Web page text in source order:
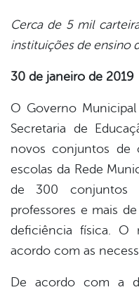
Cerca de 5 mil
instituições de ensino
30 de janeiro de 2019
O Governo
Secretaria de
novos conjuntos de
escolas da Rede
de 300 conjuntos
professores e mais
deficiência física. O
acordo com as
De acordo com a